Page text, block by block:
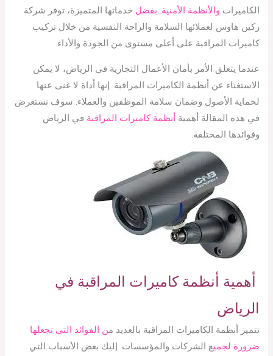
الكاميرات والأنظمة الأمنية. بفضل خدماتها المتميزة، توفر شركة
ركين هاوس لعملائها السلامة والراحة النفسية من خلال تركيب
كاميرات المراقبة على أعلى مستوى من الجودة والأداء.
عندما يتعلق الأمر بأمان الأعمال التجارية في الرياض، لا يمكن
الاستغناء عن أنظمة الكاميرات المراقبة. إنها أداة لا غنى عنها
لحماية الأصول وضمان سلامة الموظفين والعملاء. سوف نستعرض
في هذه المقالة أهمية أنظمة كاميرات المراقبة في الرياض
وفوائدها المختلفة.
أهمية أنظمة كاميرات المراقبة في
الرياض
تتميز أنظمة الكاميرات المراقبة بالعديد من الفوائد التي تجعلها
ضرورة لجميع الشركات والمؤسسات. إليك بعض الأسباب التي